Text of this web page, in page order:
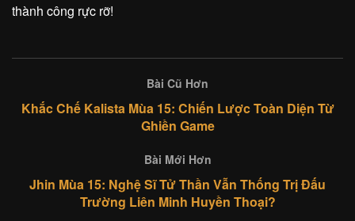
thành công rực rỡ!
Bài Cũ Hơn
Khắc Chế Kalista Mùa 15: Chiến Lược Toàn Diện Từ
Ghiền Game
Bài Mới Hơn
Jhin Mùa 15: Nghệ Sĩ Tử Thần Vẫn Thống Trị Đấu
Trường Liên Minh Huyền Thoại?